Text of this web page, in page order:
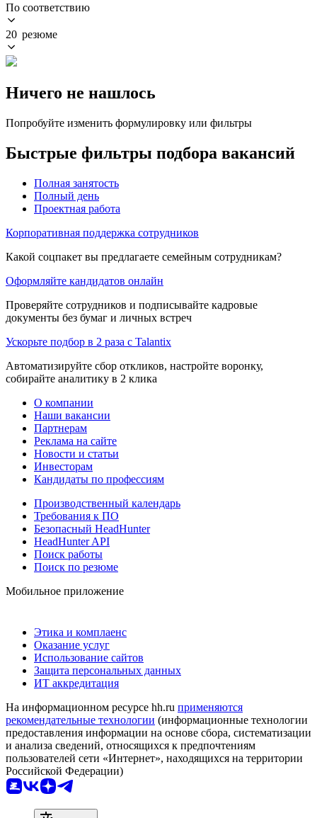
По соответствию
20 резюме
Ничего не нашлось
Попробуйте изменить формулировку или фильтры
Быстрые фильтры подбора вакансий
Полная занятость
Полный день
Проектная работа
Корпоративная поддержка сотрудников
Какой соцпакет вы предлагаете семейным сотрудникам?
Оформляйте кандидатов онлайн
Проверяйте сотрудников и подписывайте кадровые
документы без бумаг и личных встреч
Ускорьте подбор в 2 раза с Talantix
Автоматизируйте сбор откликов, настройте воронку,
собирайте аналитику в 2 клика
О компании
Наши вакансии
Партнерам
Реклама на сайте
Новости и статьи
Инвесторам
Кандидаты по профессиям
Производственный календарь
Требования к ПО
Безопасный HeadHunter
HeadHunter API
Поиск работы
Поиск по резюме
Мобильное приложение
Этика и комплаенс
Оказание услуг
Использование сайтов
Защита персональных данных
ИТ аккредитация
На информационном ресурсе hh.ru применяются
рекомендательные технологии (информационные технологии
предоставления информации на основе сбора, систематизации
и анализа сведений, относящихся к предпочтениям
пользователей сети «Интернет», находящихся на территории
Российской Федерации)